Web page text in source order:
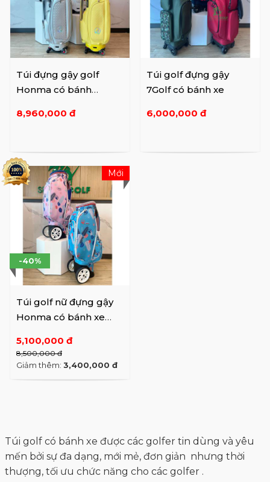
Túi đựng gậy golf
Honma có bánh
8,960,000 đ
Túi golf đựng gậy
7Golf có bánh xe
6,000,000 đ
Túi golf nữ đựng gậy
Honma có bánh xe
5,100,000 đ
8,500,000 đ
-40%
Giảm thêm: 3,400,000 đ
Mới
Túi golf có bánh xe được các golfer tin dùng và yêu
mến bởi sự đa dạng, mới mẻ, đơn giản nhưng thời
thượng, tối ưu chức năng cho các golfer .